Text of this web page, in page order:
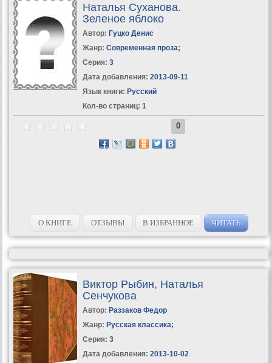
Наталья Суханова.
Зеленое яблоко
Автор: Гуцко Денис
Жанр: Современная проза;
Серия: 3
Дата добавления: 2013-09-11
Язык книги: Русский
Кол-во страниц: 1
0
О КНИГЕ ОТЗЫВЫ В ИЗБРАННОЕ ЧИТАТЬ
Виктор Рыбин, Наталья
Сенчукова
Автор: Раззаков Федор
Жанр: Русская классика;
Серия: 3
Дата добавления: 2013-10-02